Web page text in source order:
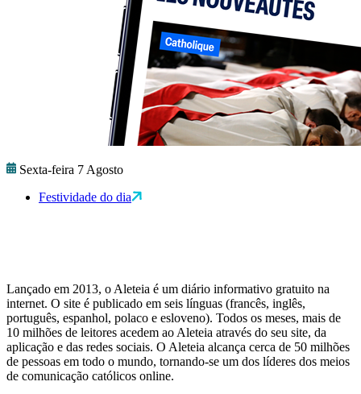
Sexta-feira 7 Agosto
Festividade do dia
Lançado em 2013, o Aleteia é um diário informativo gratuito na
internet. O site é publicado em seis línguas (francês, inglês,
português, espanhol, polaco e esloveno). Todos os meses, mais de
10 milhões de leitores acedem ao Aleteia através do seu site, da
aplicação e das redes sociais. O Aleteia alcança cerca de 50 milhões
de pessoas em todo o mundo, tornando-se um dos líderes dos meios
de comunicação católicos online.